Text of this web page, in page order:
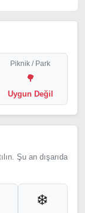
Piknik / Park
🌳
Uygun Değil
Şu an dışarıda
❄️